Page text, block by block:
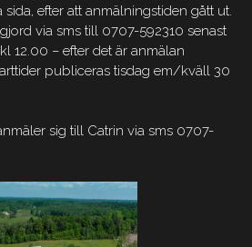
efter att anmälningstiden gått ut.
via sms till 0707-592310 senast
12.00 – efter det är anmälan
publiceras tisdag em/kväll 30
sig till Catrin via sms 0707-